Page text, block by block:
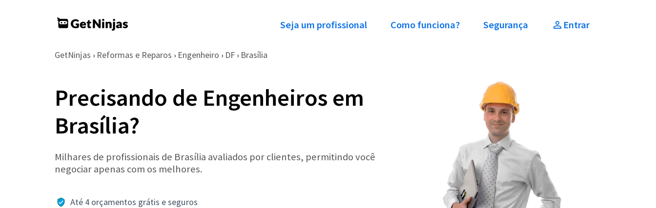
Seja um profissional Como funciona? Segurança Entrar
GetNinjas › Reformas e Reparos › Engenheiro › DF › Brasília
Precisando de Engenheiros em
Brasília?
Milhares de profissionais de Brasília avaliados por clientes, permitindo você
negociar apenas com os melhores.
Até 4 orçamentos grátis e seguros